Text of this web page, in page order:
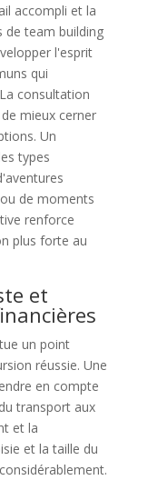
accompli et la
de team building
l'esprit
qui
consultation
mieux cerner
Un
types
de moments
renforce
plus forte au
et
un point
réussie. Une
en compte
transport aux
et la
et la taille du